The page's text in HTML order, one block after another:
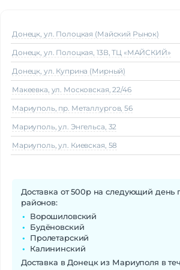
Донецк, ул. Полоцкая (Майский Рынок)
Донецк, ул. Полоцкая, 13В, ТЦ «МАЙСКИЙ»
Донецк, ул. Куприна (Мирный)
Макеeвка, ул. Московская, 22/46
Мариуполь, пр. Металлургов, 56
Мариуполь, ул. Энгельса, 32
Мариуполь, ул. Киевская, 58
Доставка от 500р на следующий день
районов:
Ворошиловский
Будёновский
Пролетарский
Калининский
Доставка в Донецк из Мариуполя в